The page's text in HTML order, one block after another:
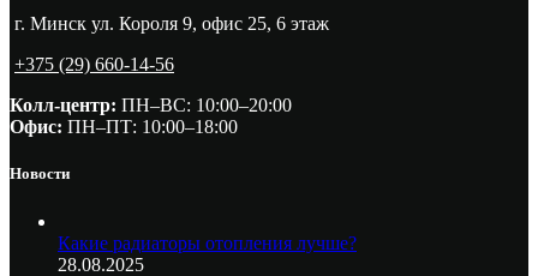
г. Минск ул. Короля 9, офис 25, 6 этаж
+375 (29) 660-14-56
Колл-центр: ПН–ВС: 10:00–20:00​
Офис: ПН–ПТ: 10:00–18:00
Новости
Какие радиаторы отопления лучше?
28.08.2025